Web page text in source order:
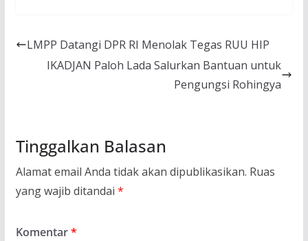
LMPP Datangi DPR RI Menolak Tegas RUU HIP
IKADJAN Paloh Lada Salurkan Bantuan untuk
Pengungsi Rohingya
Tinggalkan Balasan
Alamat email Anda tidak akan dipublikasikan. Ruas
yang wajib ditandai *
Komentar*